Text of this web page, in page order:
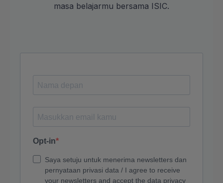
masa belajarmu bersama ISIC.